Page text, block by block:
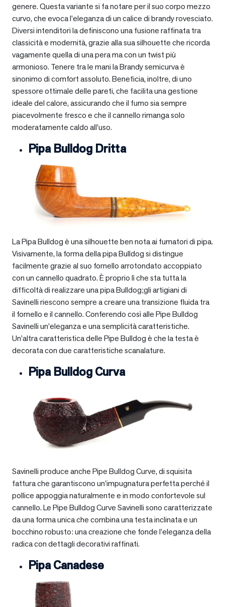
genere. Questa variante si fa notare per il suo corpo mezzo
curvo, che evoca l’eleganza di un calice di brandy rovesciato.
Diversi intenditori la definiscono una fusione raffinata tra
classicità e modernità, grazie alla sua silhouette che ricorda
vagamente quella di una pera ma con un twist più
armonioso. Tenere tra le mani la Brandy semicurva è
sinonimo di comfort assoluto. Beneficia, inoltre, di uno
spessore ottimale delle pareti, che facilita una gestione
ideale del calore, assicurando che il fumo sia sempre
piacevolmente fresco e che il cannello rimanga solo
moderatamente caldo all’uso.
Pipa Bulldog Dritta
La Pipa Bulldog è una silhouette ben nota ai fumatori di pipa.
Visivamente, la forma della pipa Bulldog si distingue
facilmente grazie al suo fornello arrotondato accoppiato
con un cannello quadrato. È proprio lì che sta tutta la
difficoltà di realizzare una pipa Bulldog;gli artigiani di
Savinelli riescono sempre a creare una transizione fluida tra
il fornello e il cannello. Conferendo così alle Pipe Bulldog
Savinelli un’eleganza e una semplicità caratteristiche.
Un’altra caratteristica delle Pipe Bulldog è che la testa è
decorata con due caratteristiche scanalature.
Pipa Bulldog Curva
Savinelli produce anche Pipe Bulldog Curve, di squisita
fattura che garantiscono un’impugnatura perfetta perché il
pollice appoggia naturalmente e in modo confortevole sul
cannello. Le Pipe Bulldog Curve Savinelli sono caratterizzate
da una forma unica che combina una testa inclinata e un
bocchino robusto: una creazione che fonde l’eleganza della
radica con dettagli decorativi raffinati.
Pipa Canadese